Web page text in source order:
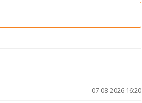
07-08-2026 16:20